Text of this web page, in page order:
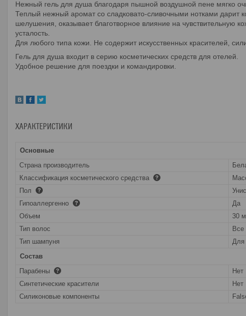
Нежный гель для душа благодаря пышной воздушной пене мягко
Теплый нежный аромат со сладковато-сливочными нотками дарит
шелушения, оказывает благотворное влияние на чувствительную
усталость.
Для любого типа кожи. Не содержит искусственных красителей,
Гель для душа входит в серию косметических средств для отелей.
Удобное решение для поездки и командировки.
ХАРАКТЕРИСТИКИ
Основные
Страна производитель
Классификация косметического средства
Пол
Гипоаллергенно
Да
Объем
30
Тип волос
Все
Тип шампуня
Для
Состав
Парабены
Нет
Синтетические красители
Нет
Силиконовые компоненты